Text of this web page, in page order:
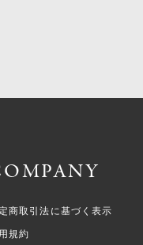
商取引法に基づく表示
規約